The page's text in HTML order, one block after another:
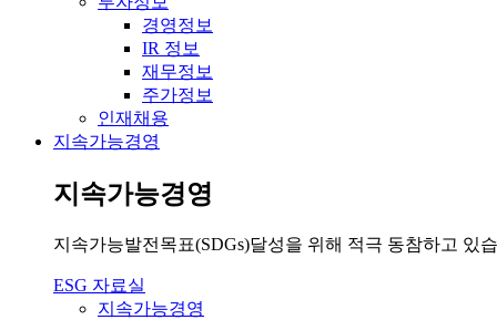
경영정보
IR 정보
재무정보
주가정보
인재채용
지속가능경영
지속가능경영
지속가능발전목표(SDGs)달성을 위해 적극 동참하고 있
ESG 자료실
지속가능경영